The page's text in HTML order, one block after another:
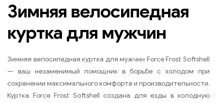
Зимняя велосипедная
куртка для мужчин
Зимняя велосипедная куртка для мужчин Force Frost Softshell
— ваш незаменимый помощник в борьбе с холодом при
сохранении максимального комфорта и производительности.
Куртка Force Frost Softshell создана для езды в холодную